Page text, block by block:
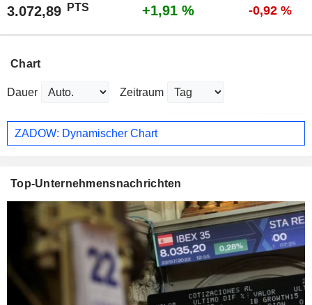
3.072,89 PTS +1,91 % -0,92 %
Chart
Dauer Zeitraum
ZADOW: Dynamischer Chart
Top-Unternehmensnachrichten